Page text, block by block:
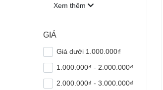
Xem thêm
GIÁ
Giá dưới 1.000.000₫
1.000.000₫ - 2.000.000₫
2.000.000₫ - 3.000.000₫